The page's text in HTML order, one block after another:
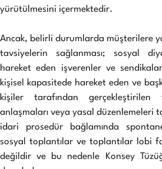
yürütülmesini içermektedir.
Ancak, belirli durumlarda müşterilere
tavsiyelerin sağlanması; sosyal
hareket eden işverenler ve
kişisel kapasitede hareket eden ve
kişiler tarafından
anlaşmaları veya yasal düzenlemeleri
idari prosedür bağlamında
sosyal toplantılar ve toplantılar lobi
değildir ve bu nedenle Konsey